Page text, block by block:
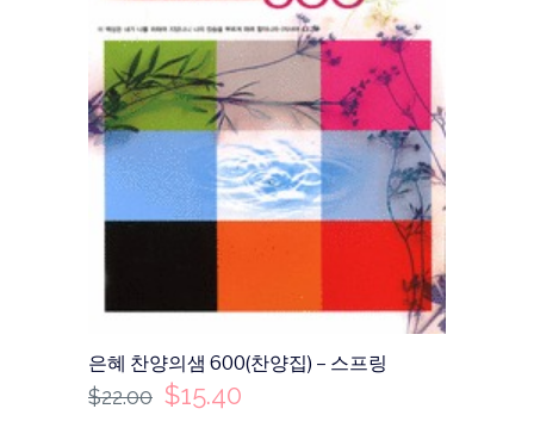
은혜 찬양의샘 600(찬양집) – 스프링
$22.00 $15.40